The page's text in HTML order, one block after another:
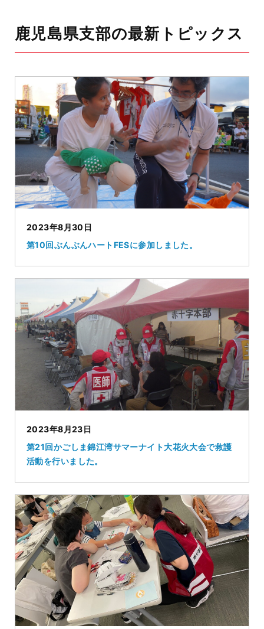
鹿児島県支部の最新トピックス
2023年8月30日
第10回ぶんぶんハートFESに参加しました。
2023年8月23日
第21回かごしま錦江湾サマーナイト大花火大会で救護
活動を行いました。